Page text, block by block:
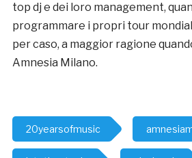
top dj e dei loro management,
programmare i propri tour
per caso, a maggior ragione
Amnesia Milano.
20yearsofmusic